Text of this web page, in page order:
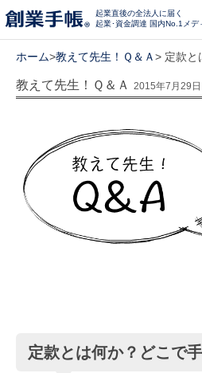
起業直後の全法人に届く
起業･資金調達 国内No.1メデ
ホーム>教えて先生！Ｑ＆Ａ> 定款と
教えて先生！Ｑ＆Ａ 2015年7月29日
定款とは何か？どこで